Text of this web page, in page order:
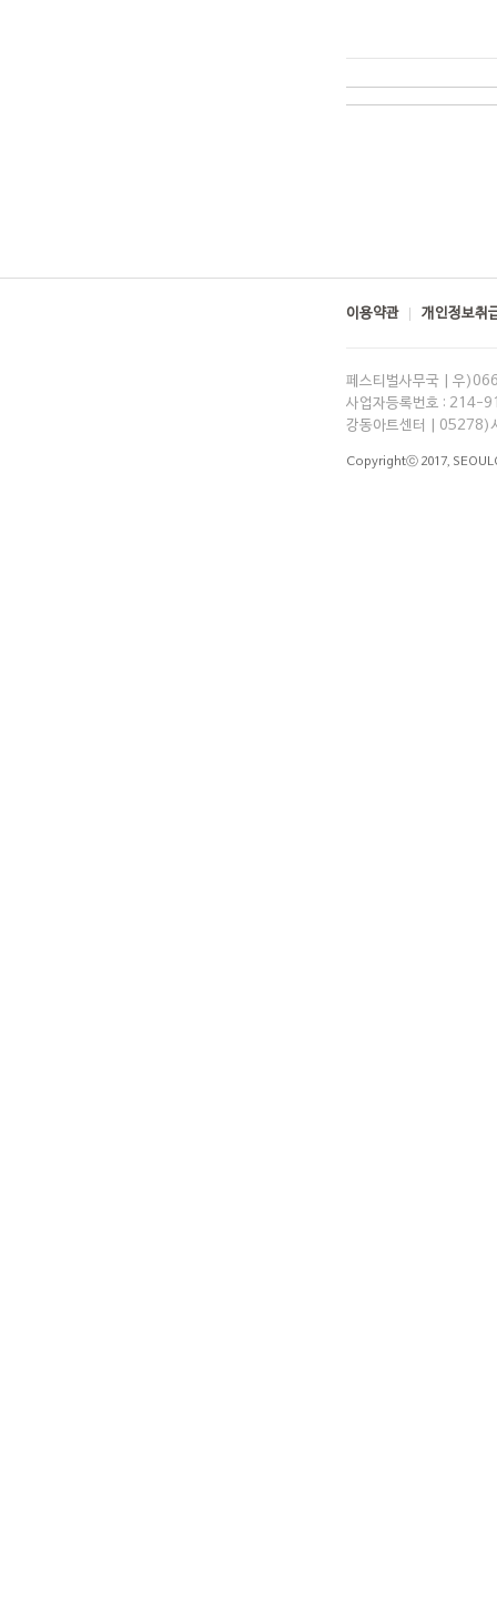
이용약관 개인정보취
페스티벌사무국 | 우
사업자등록번호 :
강동아트센터 | 05278)
Copyrightⓒ 2017,